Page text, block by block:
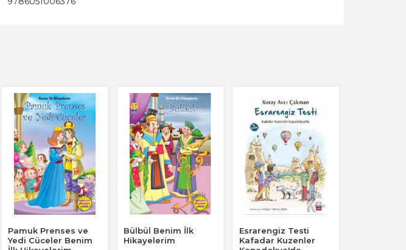
Pamuk Prenses ve
Yedi Cüceler Benim
Bülbül Benim İlk
Hikayelerim
Esrarengiz Testi
Kafadar Kuzenler